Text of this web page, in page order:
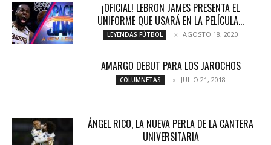
¡OFICIAL! LEBRON JAMES PRESENTA EL
UNIFORME QUE USARÁ EN LA PELÍCULA...
LEYENDAS FÚTBOL AGOSTO 18, 2020
AMARGO DEBUT PARA LOS JAROCHOS
COLUMNETAS JULIO 21, 2018
ÁNGEL RICO, LA NUEVA PERLA DE LA CANTERA
UNIVERSITARIA